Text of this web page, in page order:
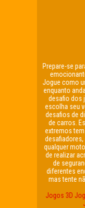
Prepare-se
Jogue como
enquanto
desafio dos
escolha seu
desafios de
de carros.
extremos
qualquer
de realizar
de
diferentes
mas tente
Jogos 3D